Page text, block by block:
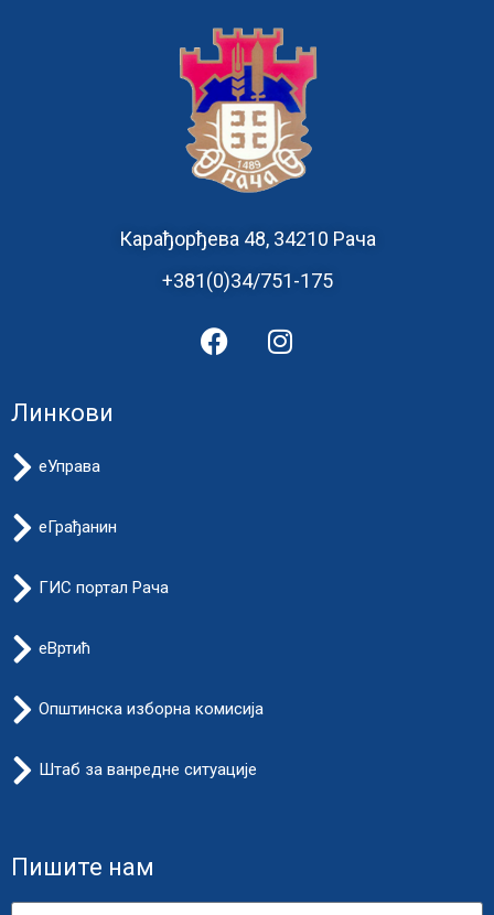
Карађорђева 48, 34210 Рача
+381(0)34/751-175
Линкови
еУправа
еГрађанин
ГИС портал Рача
еВртић
Општинска изборна комисија
Штаб за ванредне ситуације
Пишите нам